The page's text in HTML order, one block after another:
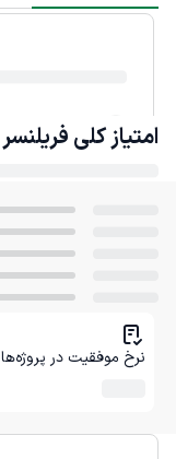
امتیاز کلی فریلنسر
نرخ موفقیت در پروژه‌ها